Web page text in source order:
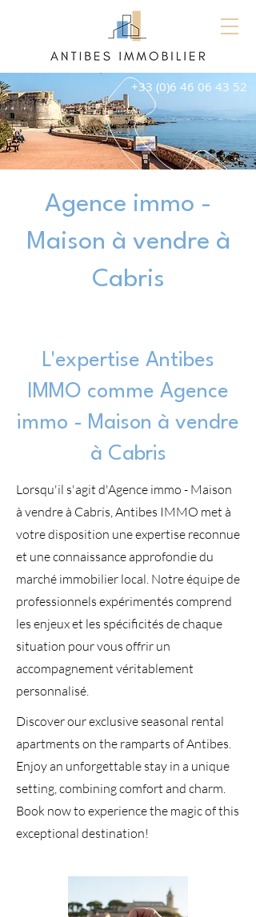
+33 (0)6 46 06 43 52
Agence immo -
Maison à vendre à
Cabris
L'expertise Antibes
IMMO comme Agence
immo - Maison à vendre
à Cabris
Lorsqu'il s'agit d'Agence immo - Maison
à vendre à Cabris, Antibes IMMO met à
votre disposition une expertise reconnue
et une connaissance approfondie du
marché immobilier local. Notre équipe de
professionnels expérimentés comprend
les enjeux et les spécificités de chaque
situation pour vous offrir un
accompagnement véritablement
personnalisé.
Discover our exclusive seasonal rental
apartments on the ramparts of Antibes.
Enjoy an unforgettable stay in a unique
setting, combining comfort and charm.
Book now to experience the magic of this
exceptional destination!